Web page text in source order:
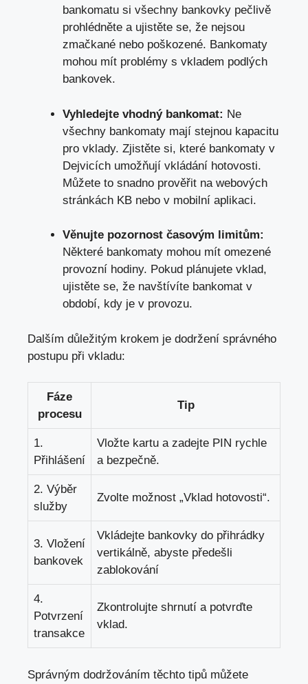
bankomatu si všechny bankovky pečlivě
prohlédněte a ujistěte se, že nejsou
zmačkané nebo poškozené. Bankomaty
mohou mít problémy s vkladem podlých
bankovek.
Vyhledejte vhodný bankomat: Ne
všechny bankomaty mají stejnou kapacitu
pro vklady. Zjistěte si, které bankomaty v
Dejvicích umožňují vkládání hotovosti.
Můžete to snadno prověřit na webových
stránkách KB nebo v mobilní aplikaci.
Věnujte pozornost časovým limitům:
Některé bankomaty mohou mít omezené
provozní hodiny. Pokud plánujete vklad,
ujistěte se, že navštívíte bankomat v
období, kdy je v provozu.
Dalším důležitým krokem je dodržení správného
postupu při vkladu:
Fáze
procesu
Tip
1.
Přihlášení
Vložte kartu a zadejte PIN rychle
a bezpečně.
2. Výběr
služby
Zvolte možnost „Vklad hotovosti“.
3. Vložení
bankovek
Vkládejte bankovky do přihrádky
vertikálně, abyste předešli
zablokování
4.
Potvrzení
transakce
Zkontrolujte shrnutí a potvrďte
vklad.
Správným dodržováním těchto tipů můžete